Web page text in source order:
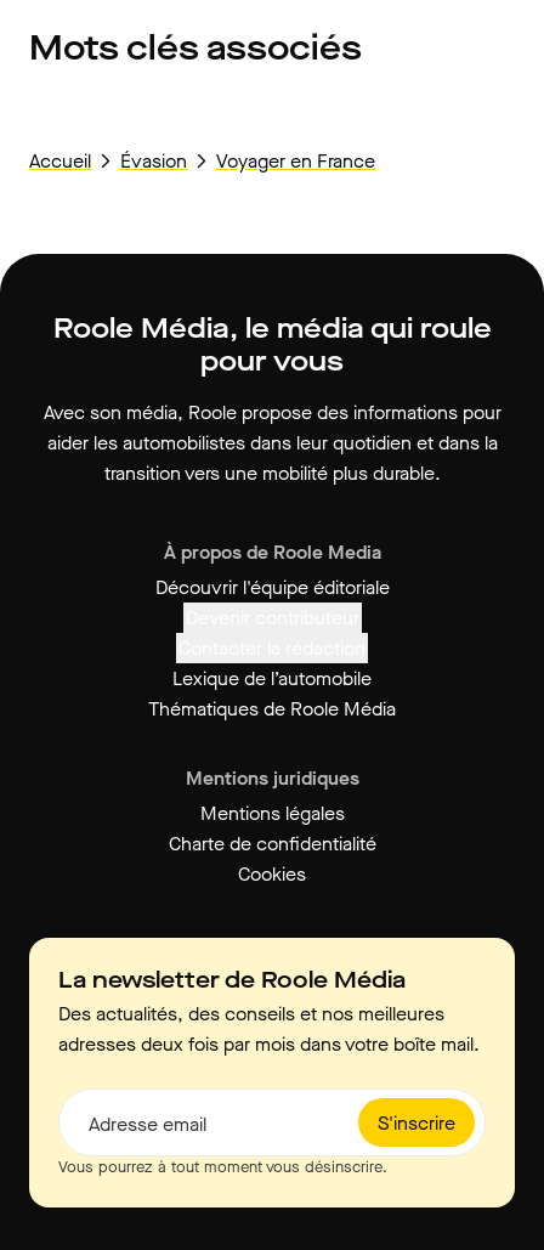
Mots clés associés
Accueil Évasion Voyager en France
Roole Média, le média qui roule
pour vous
Avec son média, Roole propose des informations pour
aider les automobilistes dans leur quotidien et dans la
transition vers une mobilité plus durable.
À propos de Roole Media
Découvrir l'équipe éditoriale
Lexique de l’automobile
Thématiques de Roole Média
Mentions juridiques
Mentions légales
Charte de confidentialité
Cookies
La newsletter de Roole Média
Des actualités, des conseils et nos meilleures
adresses deux fois par mois dans votre boîte mail.
S'inscrire
Adresse email
Vous pourrez à tout moment vous désinscrire.